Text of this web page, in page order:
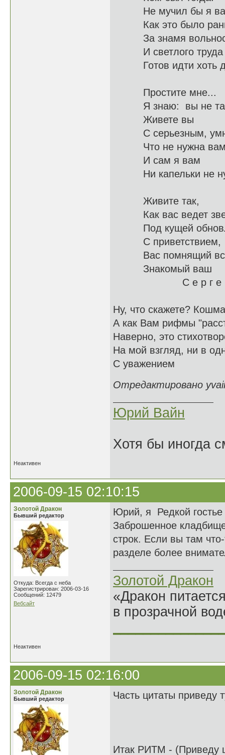
Не мучил бы я
Как это
За знамя
И
Готов идти
Простите мне...
Я знаю:
Живете вы
С
Что не
И сам я вам
Ни
Живите так,
Как вас
Под кущей
С приветствием,
Вас
Знакомый ваш
С е р г е
Ну, что скажете?
А как Вам рифмы
Наверно, это
На мой взгляд, ни в
С уважением
Отредактировано
Юрий Вайн
Хотя бы иногда
Неактивен
2006-09-15 02:10:15
Золотой Дракон
Бывший редактор
Откуда: Всегда с неба
Зарегистрирован: 2006-03-16
Сообщений: 12479
Вебсайт
Юрий, я Редкой
Заброшенное
строк. Если вы там
разделе более
Золотой Дракон
«Дракон
в прозрачной
Неактивен
2006-09-15 02:16:00
Золотой Дракон
Бывший редактор Часть цитаты приведу
Итак РИТМ - (Приведу